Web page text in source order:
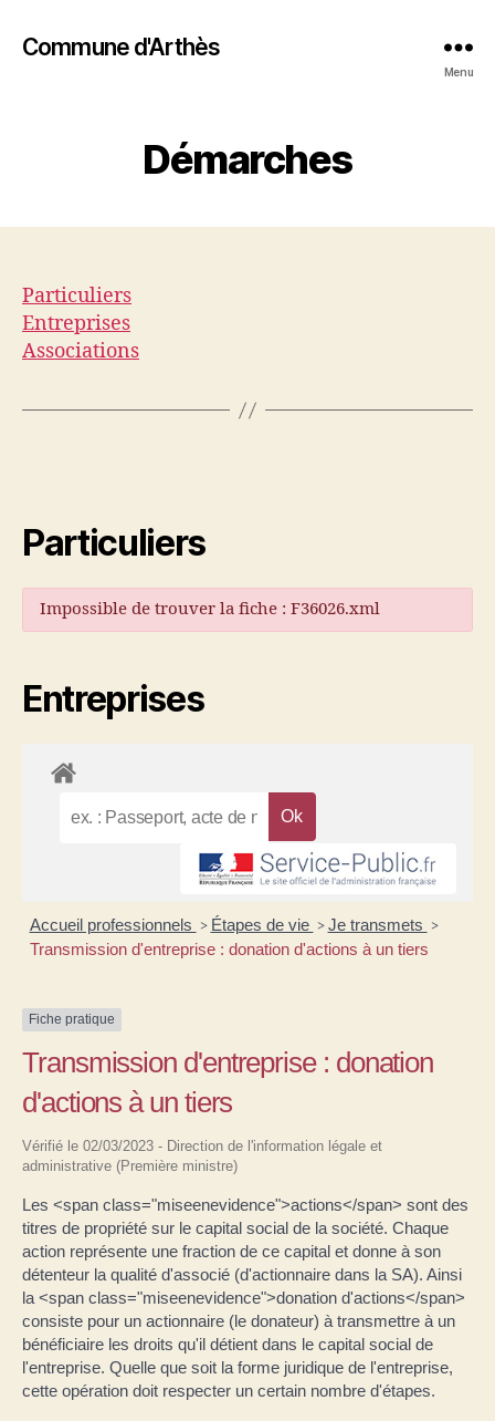
Commune d'Arthès
Menu
Démarches
Particuliers
Entreprises
Associations
Particuliers
Impossible de trouver la fiche : F36026.xml
Entreprises
Accueil professionnels > Étapes de vie > Je transmets >
Transmission d'entreprise : donation d'actions à un tiers
Fiche pratique
Transmission d'entreprise : donation
d'actions à un tiers
Vérifié le 02/03/2023 - Direction de l'information légale et
administrative (Première ministre)
Les <span class="miseenevidence">actions</span> sont des
titres de propriété sur le capital social de la société. Chaque
action représente une fraction de ce capital et donne à son
détenteur la qualité d'associé (d'actionnaire dans la SA). Ainsi
la <span class="miseenevidence">donation d'actions</span>
consiste pour un actionnaire (le donateur) à transmettre à un
bénéficiaire les droits qu'il détient dans le capital social de
l'entreprise. Quelle que soit la forme juridique de l'entreprise,
cette opération doit respecter un certain nombre d'étapes.